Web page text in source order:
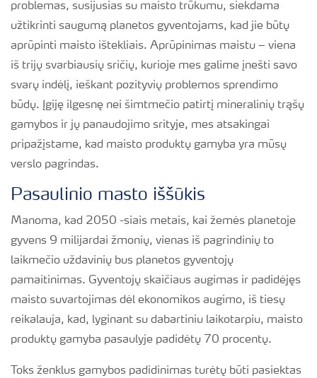
Parama Mamų Unijai
problemas, susijusias su maisto trūkumu, siekdama
užtikrinti saugumą planetos gyventojams, kad jie būtų
aprūpinti maisto ištekliais. Aprūpinimas maistu – viena
iš trijų svarbiausių sričių, kurioje mes galime įnešti savo
svarų indėlį, ieškant pozityvių problemos sprendimo
būdų. Įgiję ilgesnę nei šimtmečio patirtį mineralinių trąšų
gamybos ir jų panaudojimo srityje, mes atsakingai
pripažįstame, kad maisto produktų gamyba yra mūsų
verslo pagrindas.
Pasaulinio masto iššūkis
Manoma, kad 2050 -siais metais, kai žemės planetoje
gyvens 9 milijardai žmonių, vienas iš pagrindinių to
laikmečio uždavinių bus planetos gyventojų
pamaitinimas. Gyventojų skaičiaus augimas ir padidėjęs
maisto suvartojimas dėl ekonomikos augimo, iš tiesų
reikalauja, kad, lyginant su dabartiniu laikotarpiu, maisto
produktų gamyba pasaulyje padidėtų 70 procentų.
Toks ženklus gamybos padidinimas turėtų būti pasiektas